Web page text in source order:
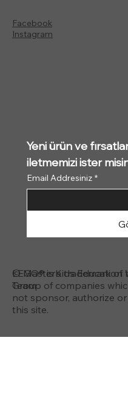
Facebook
Instagram
Yeni ürün ve
iletmemizi ister
Email Addresiniz *
© MasterKids Education
Team
LEGO® is a trademark of
Group of companies
not sponsor, authorize
this site.